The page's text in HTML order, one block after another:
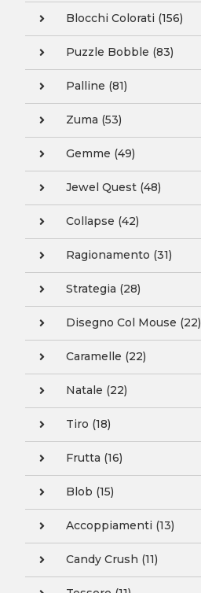
Blocchi Colorati (156)
Puzzle Bobble (83)
Palline (81)
Zuma (53)
Gemme (49)
Jewel Quest (48)
Collapse (42)
Ragionamento (31)
Strategia (28)
Disegno Col Mouse (22)
Caramelle (22)
Natale (22)
Tiro (18)
Frutta (16)
Blob (15)
Accoppiamenti (13)
Candy Crush (11)